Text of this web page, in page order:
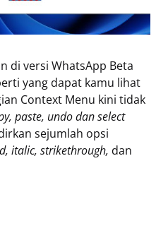
di versi WhatsApp Beta
yang dapat kamu lihat
Context Menu kini tidak
paste, undo dan select
sejumlah opsi
italic, strikethrough, dan